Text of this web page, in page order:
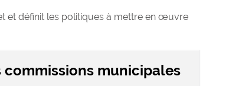
et définit les politiques à mettre en œuvre
commissions municipales